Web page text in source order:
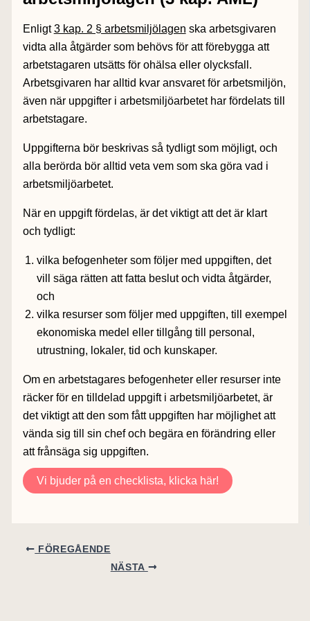
Enligt3 kap. 2 § arbetsmiljölagen ska arbetsgivaren
vidta alla åtgärder som behövs för att förebygga att
arbetstagaren utsätts för ohälsa eller olycksfall.
Arbetsgivaren har alltid kvar ansvaret för arbetsmiljön,
även när uppgifter i arbetsmiljöarbetet har fördelats till
arbetstagare.
Uppgifterna bör beskrivas så tydligt som möjligt, och
alla berörda bör alltid veta vem som ska göra vad i
arbetsmiljöarbetet.
När en uppgift fördelas, är det viktigt att det är klart
och tydligt:
vilka befogenheter som följer med uppgiften, det
vill säga rätten att fatta beslut och vidta åtgärder,
och
vilka resurser som följer med uppgiften, till exempel
ekonomiska medel eller tillgång till personal,
utrustning, lokaler, tid och kunskaper.
Om en arbetstagares befogenheter eller resurser inte
räcker för en tilldelad uppgift i arbetsmiljöarbetet, är
det viktigt att den som fått uppgiften har möjlighet att
vända sig till sin chef och begära en förändring eller
att frånsäga sig uppgiften.
Vi bjuder på en checklista, klicka här!
FÖREGÅENDE
NÄSTA